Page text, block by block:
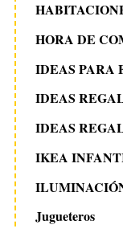
HORA DE
IDEAS PARA
IDEAS
IDEAS
IKEA
Jugueteros